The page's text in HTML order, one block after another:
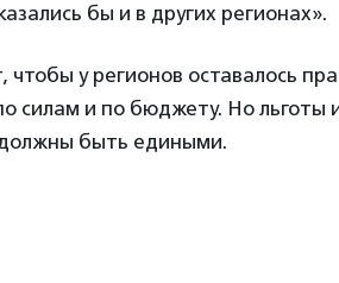
бы и в других регионах».
у регионов оставалось
силам и по бюджету. Но льготы
быть едиными.